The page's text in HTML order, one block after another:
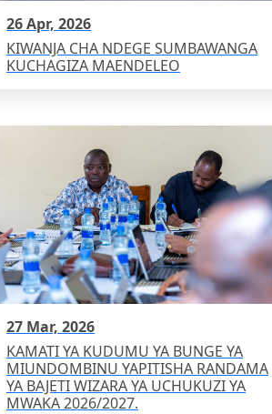
26 Apr, 2026
KIWANJA CHA NDEGE SUMBAWANGA
KUCHAGIZA MAENDELEO
27 Mar, 2026
KAMATI YA KUDUMU YA BUNGE YA
MIUNDOMBINU YAPITISHA RANDAMA
YA BAJETI WIZARA YA UCHUKUZI YA
MWAKA 2026/2027.